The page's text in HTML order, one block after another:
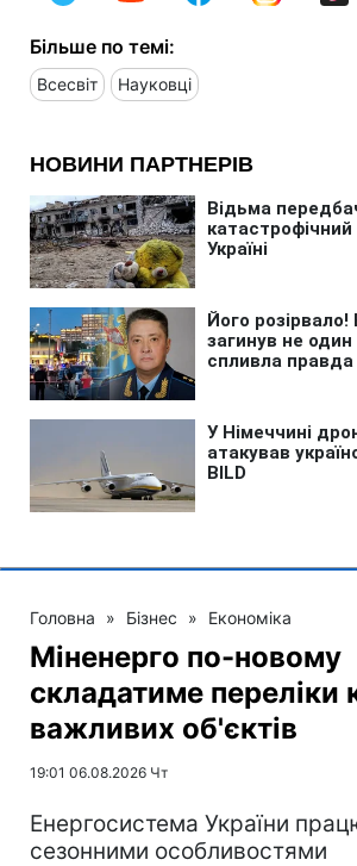
Більше по темі:
Всесвіт Науковці
Головна » Бізнес » Економіка
Міненерго по-новому
складатиме переліки
важливих об'єктів
19:01 06.08.2026 Чт
Енергосистема України
сезонними особливостями